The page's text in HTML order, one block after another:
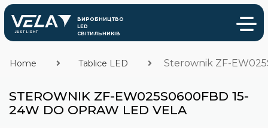
STEROWNIK ZF-EW025S0600FBD 15-
24W DO OPRAW LED VELA
Home Tablice LED Sterownik ZF-